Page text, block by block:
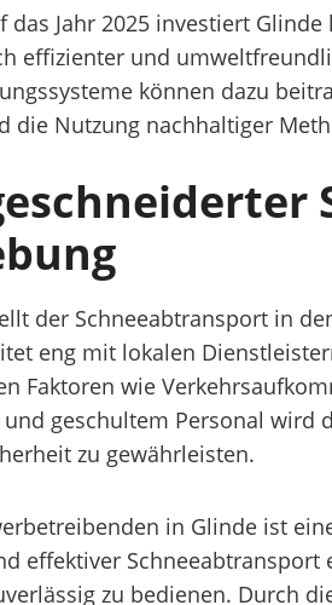
das Jahr 2025 investiert
effizienter und
können dazu
die Nutzung nachhaltiger
der Schneeabtransport in
eng mit lokalen
Faktoren wie
und geschultem Personal
zu gewährleisten.
in Glinde ist
effektiver
zu bedienen. Durch